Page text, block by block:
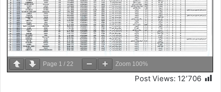
Page 1 / 22 Zoom 100%
Post Views: 12٬706